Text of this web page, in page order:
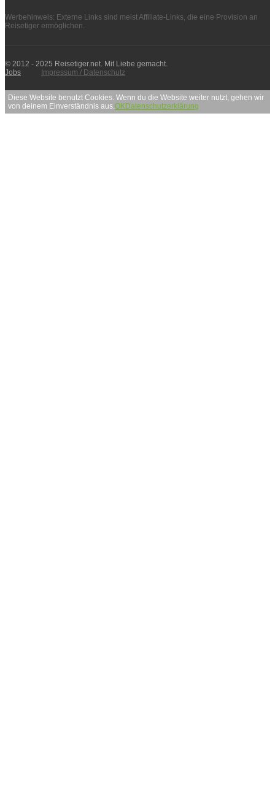
Werbehinweis: Externe Links sind meist Affiliate-Links, die eine Provision an
Reisetiger ermöglichen.
© 2012 - 2025 Reisetiger.net. Mit Liebe gemacht.
Jobs
Impressum / Datenschutz
Diese Website benutzt Cookies. Wenn du die Website weiter nutzt, gehen wir
von deinem Einverständnis aus. OKDatenschutzerklärung